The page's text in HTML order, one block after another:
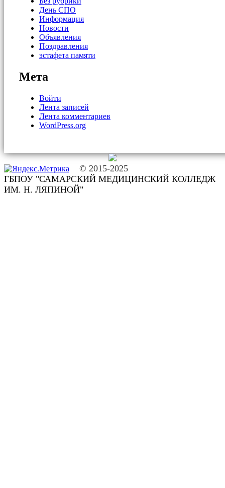
День СПО
Информация
Новости
Объявления
Поздравления
эстафета памяти
Мета
Войти
Лента записей
Лента комментариев
WordPress.org
© 2015-2025
ГБПОУ "САМАРСКИЙ МЕДИЦИНСКИЙ КОЛЛЕДЖ
ИМ. Н. ЛЯПИНОЙ"